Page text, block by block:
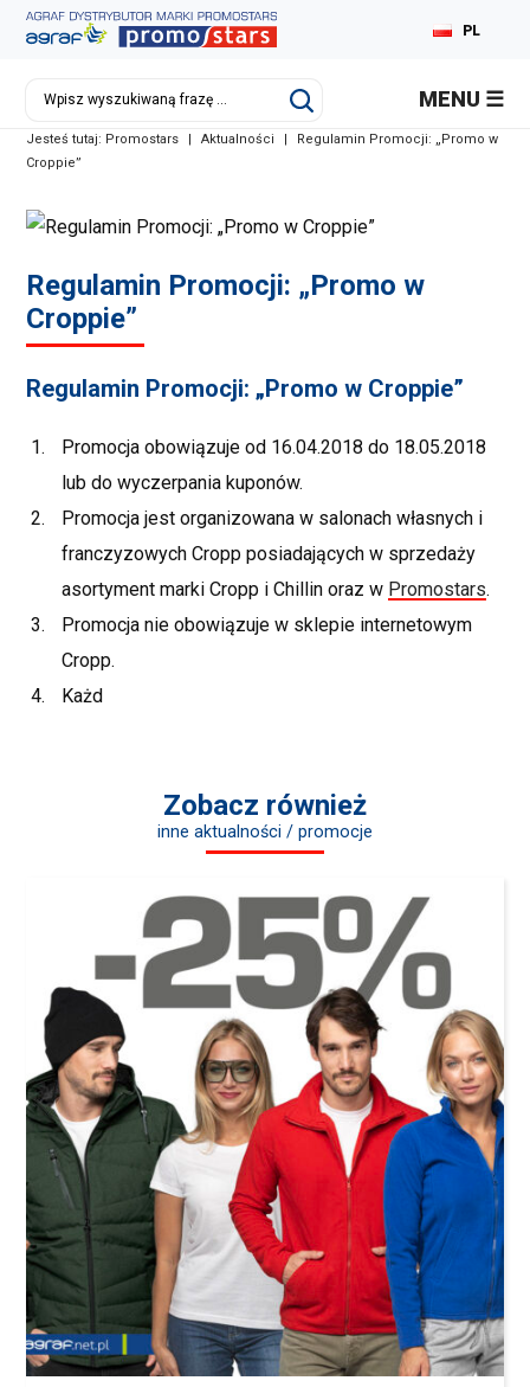
PL
MENU
Jesteś tutaj: Promostars | Aktualności |
Regulamin Promocji: „Promo w
Croppie”
Regulamin Promocji: „Promo w
Croppie”
Regulamin Promocji: „Promo w Croppie”
Promocja obowiązuje od 16.04.2018 do 18.05.2018
lub do wyczerpania kuponów.
Promocja jest organizowana w salonach własnych i
franczyzowych Cropp posiadających w sprzedaży
asortyment marki Cropp i Chillin oraz w Promostars.
Promocja nie obowiązuje w sklepie internetowym
Cropp.
Każd
Zobacz również
inne aktualności / promocje